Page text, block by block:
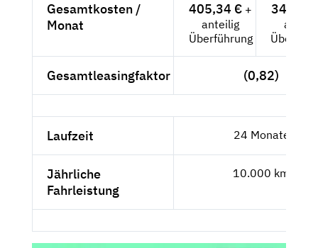
Gesamtkosten /
Monat
405,34 € +
anteilig
Überführung
340,63
Gesamtleasingfaktor (0,82)
Laufzeit 24 Monate
Jährliche
Fahrleistung
10.000 km